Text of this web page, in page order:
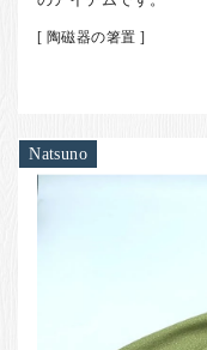
[ 陶磁器の箸置 ]
Natsuno